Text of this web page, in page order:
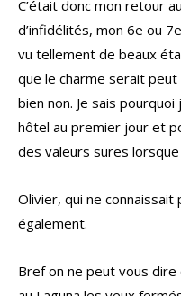
C’était donc mon retour
d’infidélités, mon 6e ou
vu tellement de beaux
que le charme serait
bien non. Je sais
hôtel au premier jour et
des valeurs sures
Olivier, qui ne
également.
Bref on ne peut vous dire